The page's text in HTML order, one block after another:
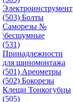
Электроинструмент
(503) Болты
Саморезы №
\бесшумные
(531)
Принадлежности
для шиномонтажа
(501) Ареометры
(502) Бокорезы
Клещи Тонкогубцы
(505)